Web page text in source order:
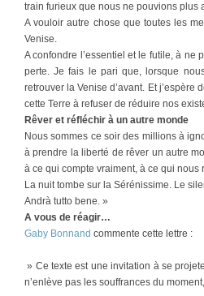
train furieux que nous ne pouvions plus
A vouloir autre chose que toutes les
Venise.
A confondre l’essentiel et le futile, à ne
perte. Je fais le pari que, lorsque
retrouver la Venise d’avant. Et
cette Terre à refuser de réduire nos
Rêver et réfléchir à un autre monde
Nous sommes ce soir des millions à
à prendre la liberté de rêver un autre
à ce qui compte vraiment, à ce qui nous
La nuit tombe sur la Sérénissime. Le
Andrà tutto bene. »
A vous de réagir…
Gaby Bonnand commente cette lettre :
» Ce texte est une invitation à se
n’enlève pas les souffrances du